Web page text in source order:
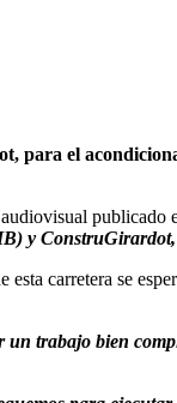
para el
publicado
y
carretera se
trabajo bien